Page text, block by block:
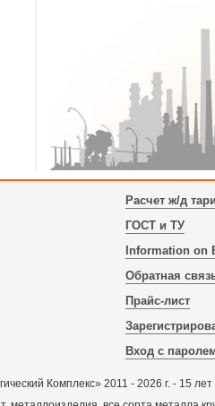
Расчет ж/д
ГОСТ и ТУ
Information on
Обратная
Прайс-лист
Вход с
Комплекс» 2011 - 2026 г. - 15